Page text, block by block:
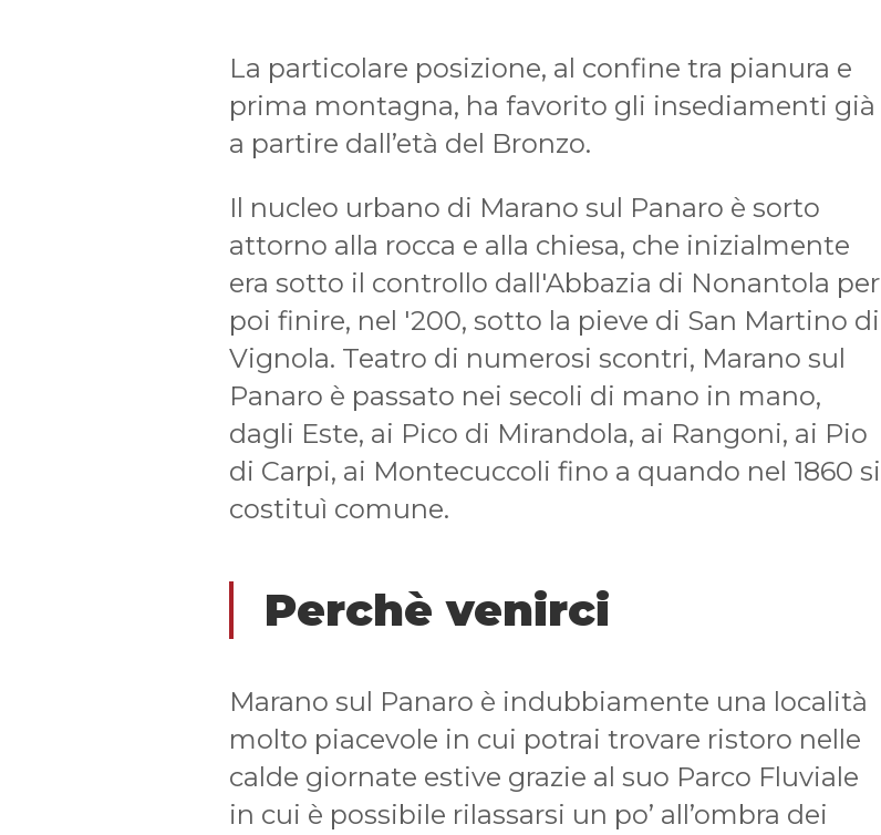
La particolare posizione, al confine tra pianura e
prima montagna, ha favorito gli insediamenti già
a partire dall’età del Bronzo.
Il nucleo urbano di Marano sul Panaro è sorto
attorno alla rocca e alla chiesa, che inizialmente
era sotto il controllo dall'Abbazia di Nonantola per
poi finire, nel '200, sotto la pieve di San Martino di
Vignola. Teatro di numerosi scontri, Marano sul
Panaro è passato nei secoli di mano in mano,
dagli Este, ai Pico di Mirandola, ai Rangoni, ai Pio
di Carpi, ai Montecuccoli fino a quando nel 1860 si
costituì comune.
Perchè venirci
Marano sul Panaro è indubbiamente una località
molto piacevole in cui potrai trovare ristoro nelle
calde giornate estive grazie al suo Parco Fluviale
in cui è possibile rilassarsi un po’ all’ombra dei